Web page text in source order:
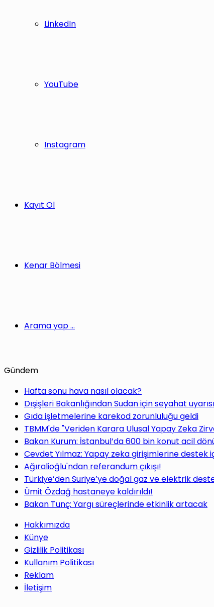
LinkedIn
YouTube
Instagram
Kayıt Ol
Kenar Bölmesi
Arama yap ...
Gündem
Hafta sonu hava nasıl olacak?
Dışişleri Bakanlığından Sudan için seyahat
Gıda işletmelerine karekod zorunluluğu geldi
TBMM'de "Veriden Karara Ulusal Yapay Zeka
Bakan Kurum: İstanbul’da 600 bin konut acil
Cevdet Yılmaz: Yapay zeka girişimlerine destek
Ağıralioğlu'ndan referandum çıkışı!
Türkiye’den Suriye’ye doğal gaz ve elektrik
Ümit Özdağ hastaneye kaldırıldı!
Bakan Tunç: Yargı süreçlerinde etkinlik artacak
Hakkımızda
Künye
Gizlilik Politikası
Kullanım Politikası
Reklam
İletişim